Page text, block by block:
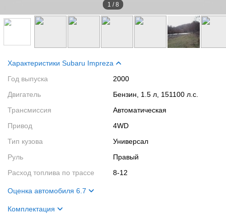
1 /8
Характеристики Subaru Impreza
Год выпуска
2000
Двигатель
Бензин, 1.5 л, 151100 л.с.
Трансмиссия
Автоматическая
Привод
4WD
Тип кузова
Универсал
Руль
Правый
Расход топлива по трассе
8-12
Оценка автомобиля 6.7
Внешний вид
Комплектация